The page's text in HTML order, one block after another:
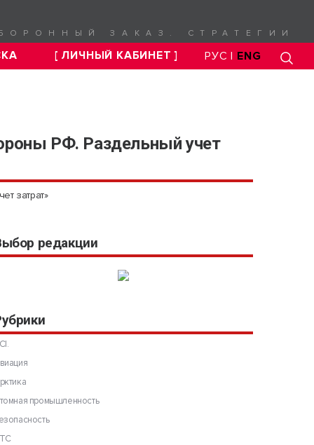
ЗАКАЗ. СТРАТЕГИИ
[ ЛИЧНЫЙ КАБИНЕТ ] РУС | ENG
РФ. Раздельный учет
затрат»
редакции
промышленность